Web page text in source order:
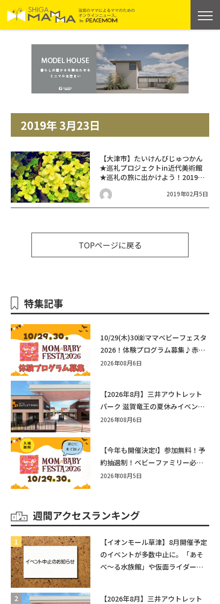
2019年 3月23日
【大津市】たいけんびじゅつかん
★巡礼プロジェクトin近代美術館
★巡礼の旅に出かけよう！2019年
3月23日(土)
2019年02月5日
TOPページに戻る
特集記事
10/29(木)30㈮ママベビーフェスタ
2026！体験プログラム募集♪赤ち
ゃん向けイベントに出演しません
2026年08月6日
【2026年8月】三井アウトレット
パーク 滋賀竜王の夏休みイベント
まとめ！びしょぬれ水あそび・激
2026年08月6日
【今年も開催決定!】参加無料！予
約抽選制！ベビーファミリー必見
☆入場無料☆10/29(木)30(金)ママ
2026年08月5日
週間アクセスランキング
【イオンモール草津】8月開催予定
のイベントが多数中止に。「あそ
べ〜る水族館」や仮面ライダーシ
【2026年8月】三井アウトレット